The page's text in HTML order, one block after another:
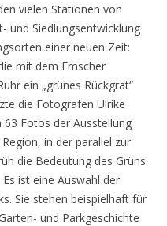
vielen Stationen von
und Siedlungsentwicklung
einer neuen Zeit:
mit dem Emscher
ein „grünes Rückgrat“
die Fotografen Ulrike
63 Fotos der Ausstellung
in der parallel zur
die Bedeutung des Grüns
ist eine Auswahl der
Sie stehen beispielhaft für
und Parkgeschichte